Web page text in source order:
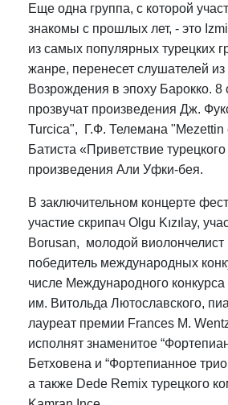
Еще одна группа, с которой
знакомы с прошлых лет, - это
из самых популярных турецких
жанре, перенесет слушателей из
Возрождения в эпоху Барокко. 8
прозвучат произведения Дж.
Turcica", Г.Ф. Телемана
Батиста «Приветствие
произведения Али Уфки-бея.
В заключительном концерте
участие скрипач Olgu Kızılay,
Borusan, молодой виолончелист
победитель международных
числе Международного конкурса
им. Витольда Лютославского,
лауреат премии Frances M.
исполнят знаменитое
Бетховена и “Фортепианное
а также Dede Remix турецкого